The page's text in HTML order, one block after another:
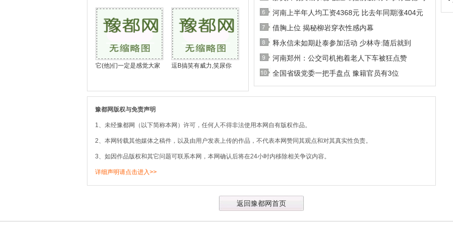
它(他)们一定是感觉大家 逗B搞笑有威力,笑尿你
河南上半年人均工资4368元 比去年同期涨404元
借胸上位 揭秘柳岩穿衣性感内幕
释永信未如期赴泰参加活动 少林寺:随后就到
河南郑州：公交司机抱着老人下车被狂点赞
全国省级党委一把手盘点 豫籍官员有3位
豫都网版权与免责声明
1、未经豫都网（以下简称本网）许可，任何人不得非法使用本网自有版权作品。
2、本网转载其他媒体之稿件，以及由用户发表上传的作品，不代表本网赞同其观点和对其真实性负责。
3、如因作品版权和其它问题可联系本网，本网确认后将在24小时内移除相关争议内容。
详细声明请点击进入>>
返回豫都网首页